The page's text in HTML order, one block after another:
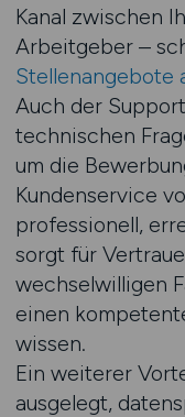
Kanal zwischen
Arbeitgeber –
Stellenangebote
Auch der
technischen
um die
Kundenservice
professionell,
sorgt für
wechselwilligen
einen
wissen.
Ein weiterer
ausgelegt,